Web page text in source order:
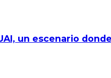
un escenario